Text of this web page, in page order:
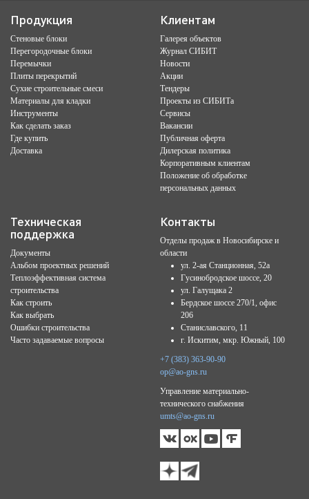
Продукция
Стеновые блоки
Перегородочные блоки
Перемычки
Плиты перекрытий
Сухие строительные смеси
Материалы для кладки
Инструменты
Как сделать заказ
Где купить
Доставка
Клиентам
Галерея объектов
Журнал СИБИТ
Новости
Акции
Тендеры
Проекты из СИБИТа
Сервисы
Вакансии
Публичная оферта
Дилерская политика
Корпоративным клиентам
Положение об обработке
персональных данных
Техническая
поддержка
Документы
Альбом проектных решений
Теплоэффективная система
строительства
Как строить
Как выбрать
Ошибки строительства
Часто задаваемые вопросы
Контакты
Отделы продаж в Новосибирске и
области
ул. 2-ая Станционная, 52а
Гусинобродское шоссе, 20
ул. Галущака 2
Бердское шоссе 270/1, офис
206
Станиславского, 11
г. Искитим, мкр. Южный, 100
+7 (383) 363-90-90
op@ao-gns.ru
Управление материально-
технического снабжения
umts@ao-gns.ru